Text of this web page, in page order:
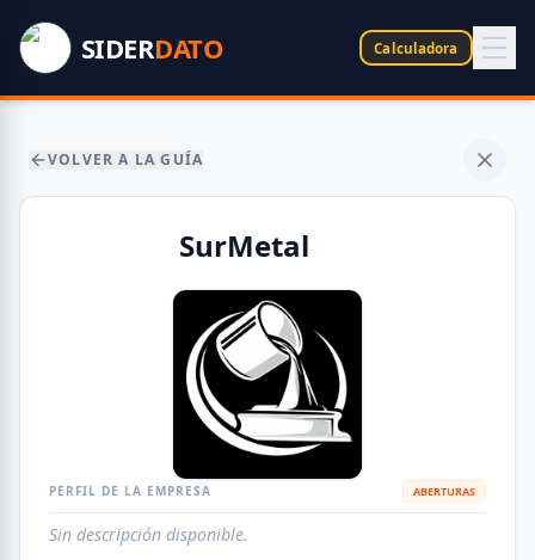
SIDERDATO Calculadora
VOLVER A LA GUÍA
SurMetal
PERFIL DE LA EMPRESA ABERTURAS
Sin descripción disponible.